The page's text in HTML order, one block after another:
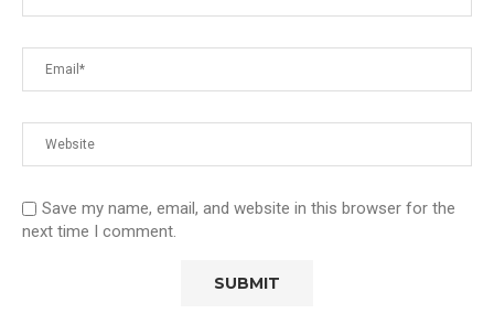
Save my name, email, and website in this browser for the
next time I comment.